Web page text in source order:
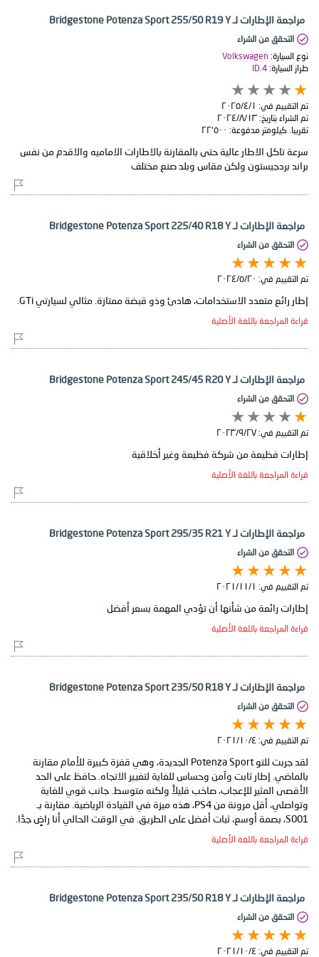
مراجعة الإطارات لـ Bridgestone Potenza Sport 255/50 R19 Y
التحقق من الشراء
نوع السيارة: Volkswagen
طراز السيارة: ID.4
تم التقييم في: ١‏/٤‏/٢٠٢٥
تم الشراء بتاريخ: ١٣‏/٨‏/٢٠٢٤
تقريبا. كيلومتر مدفوعة: ٢٢٬٥٠٠
سرعة تاكل الاطار عالية حتى بالمقارنة بالاطارات الاماميه والاقدم من نفس
براند بردجيستون ولكن مقاس وبلد صنع مختلف
مراجعة الإطارات لـ Bridgestone Potenza Sport 225/40 R18 Y
التحقق من الشراء
تم التقييم في: ٢٠‏/٥‏/٢٠٢٤
إطار رائع متعدد الاستخدامات، هادئ وذو قبضة ممتازة. مثالي لسيارتي GTi.
قراءة المراجعة باللغة الأصلية
مراجعة الإطارات لـ Bridgestone Potenza Sport 245/45 R20 Y
التحقق من الشراء
تم التقييم في: ٢٧‏/٩‏/٢٠٢٣
إطارات فظيعة من شركة فظيعة وغير أخلاقية
قراءة المراجعة باللغة الأصلية
مراجعة الإطارات لـ Bridgestone Potenza Sport 295/35 R21 Y
التحقق من الشراء
تم التقييم في: ١‏/١١‏/٢٠٢١
إطارات رائعة من شأنها أن تؤدي المهمة بسعر أفضل
قراءة المراجعة باللغة الأصلية
مراجعة الإطارات لـ Bridgestone Potenza Sport 235/50 R18 Y
التحقق من الشراء
تم التقييم في: ٤‏/١٠‏/٢٠٢١
لقد جربت للتو Potenza Sport الجديدة، وهي قفزة كبيرة للأمام مقارنة
بالماضي. إطار ثابت وآمن وحساس للغاية لتغيير الاتجاه. حافظ على الحد
الأقصى المثير للإعجاب، صاخب قليلاً ولكنه متوسط. جانب قوي للغاية
وتواصلي، أقل مرونة من PS4، هذه ميزة في القيادة الرياضية. مقارنة بـ
S001، بصمة أوسع، ثبات أفضل على الطريق. في الوقت الحالي أنا راضٍ جدًا.
قراءة المراجعة باللغة الأصلية
مراجعة الإطارات لـ Bridgestone Potenza Sport 235/50 R18 Y
التحقق من الشراء
تم التقييم في: ٤‏/١٠‏/٢٠٢١